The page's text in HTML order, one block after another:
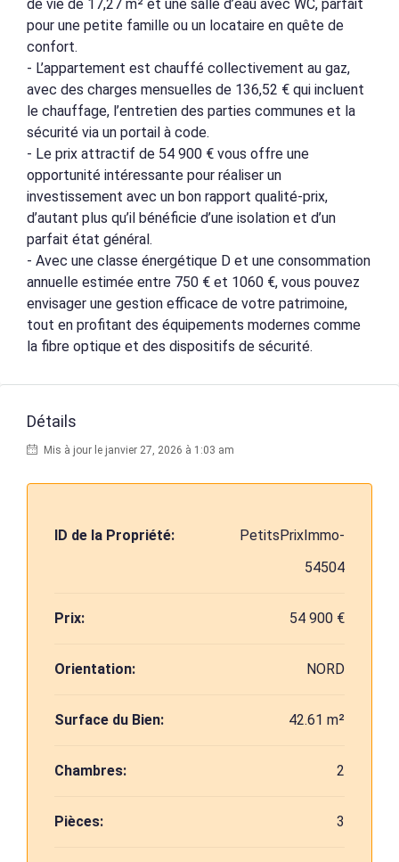
de vie de 17,27 m² et une salle d’eau avec WC, parfait
pour une petite famille ou un locataire en quête de
confort.
- L’appartement est chauffé collectivement au gaz,
avec des charges mensuelles de 136,52 € qui incluent
le chauffage, l’entretien des parties communes et la
sécurité via un portail à code.
- Le prix attractif de 54 900 € vous offre une
opportunité intéressante pour réaliser un
investissement avec un bon rapport qualité-prix,
d’autant plus qu’il bénéficie d’une isolation et d’un
parfait état général.
- Avec une classe énergétique D et une consommation
annuelle estimée entre 750 € et 1060 €, vous pouvez
envisager une gestion efficace de votre patrimoine,
tout en profitant des équipements modernes comme
la fibre optique et des dispositifs de sécurité.
Détails
Mis à jour le janvier 27, 2026 à 1:03 am
ID de la Propriété:
PetitsPrixImmo-
54504
Prix: 54 900 €
Orientation: NORD
Surface du Bien: 42.61 m²
Chambres: 2
Pièces: 3